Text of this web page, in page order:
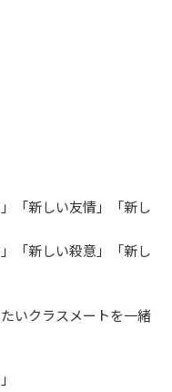
「新しい友情」「新し
「新しい殺意」「新し
いクラスメートを一緒